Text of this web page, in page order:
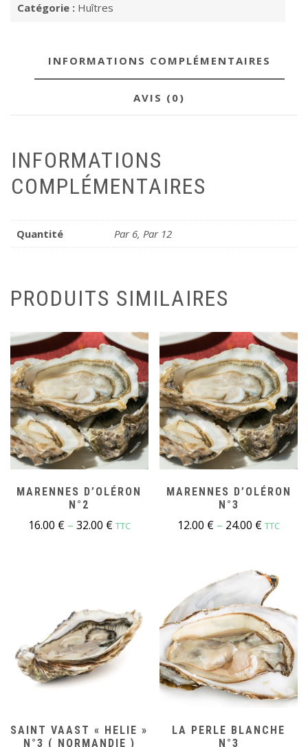
Catégorie : Huîtres
INFORMATIONS COMPLÉMENTAIRES
AVIS (0)
INFORMATIONS
COMPLÉMENTAIRES
Quantité Par 6, Par 12
PRODUITS SIMILAIRES
MARENNES D’OLÉRON
N°2
16.00 €– 32.00 € TTC
MARENNES D’OLÉRON
N°3
12.00 € – 24.00 € TTC
SAINT VAAST « HELIE »
N°3 ( NORMANDIE )
LA PERLE BLANCHE
N°3